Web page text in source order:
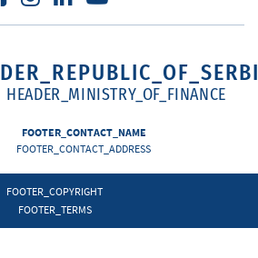
HEADER_MINISTRY_OF_FINANCE
FOOTER_CONTACT_NAME
FOOTER_CONTACT_ADDRESS
FOOTER_COPYRIGHT
FOOTER_TERMS